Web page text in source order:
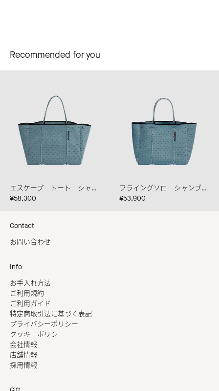
Recommended for you
エスケープ トート シャンブレー
¥58,300
フライングソロ シャンブレー
¥53,900
Contact
お問い合わせ
Info
お手入れ方法
ご利用規約
ご利用ガイド
特定商取引法に基づく表記
プライバシーポリシー
クッキーポリシー
会社情報
店舗情報
採用情報